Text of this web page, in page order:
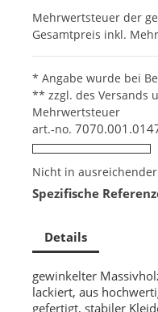
Mehrwertsteuer der
Gesamtpreis inkl.
* Angabe wurde bei
** zzgl. des Versands
Mehrwertsteuer
art.-no.
Nicht in
Spezifische
Details
gewinkelter
lackiert, aus
gefertigt, stabiler